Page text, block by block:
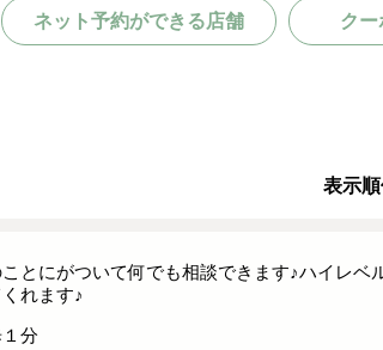
ネット予約ができる店舗 クー
表示
とにがついて何でも相談できます♪ハイレ
れます♪
分